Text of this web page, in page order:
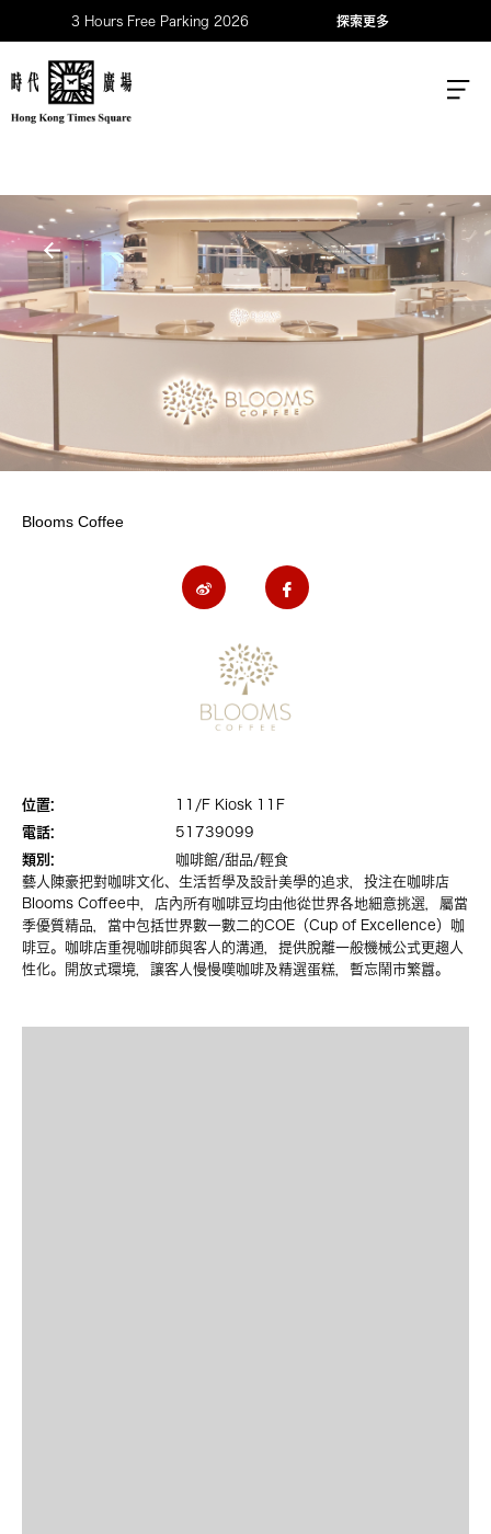
3 Hours Free Parking 2026 探索更多
Blooms Coffee
位置:
11/F Kiosk 11F
電話:
51739099
類別:
咖啡館/甜品/輕食
藝人陳豪把對咖啡文化、生活哲學及設計美學的追求，投注在咖啡店
Blooms Coffee中，店內所有咖啡豆均由他從世界各地細意挑選，屬當
季優質精品，當中包括世界數一數二的COE（Cup of Excellence）咖
啡豆。咖啡店重視咖啡師與客人的溝通，提供脫離一般機械公式更趨人
性化。開放式環境，讓客人慢慢嘆咖啡及精選蛋糕，暫忘鬧市繁囂。